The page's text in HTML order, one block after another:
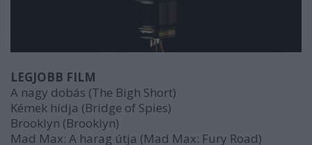
LEGJOBB FILM
A nagy dobás (The Bigh Short)
Kémek hídja (Bridge of Spies)
Brooklyn (Brooklyn)
Mad Max: A harag útja (Mad Max: Fury Road)